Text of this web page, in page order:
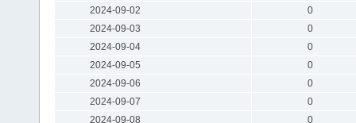
2024-09-02
0
2024-09-03
0
2024-09-04
0
2024-09-05
0
2024-09-06
0
2024-09-07
0
2024-09-08
0